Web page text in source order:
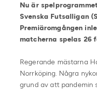
Nu är
Svenska Futsalligan
Premiäromgången
matcherna spelas 26
Regerande mästarna
Norrköping. Några
grund av att pandemin